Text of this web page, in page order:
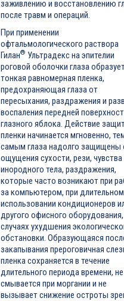
заживлению и восстановлению
после травм и операций.
При применении
офтальмологического раствора
Гилан® Ультрадекс на эпителии
роговой оболочки глаза
тонкая равномерная пленка,
предохраняющая глаза от
пересыхания, раздражения и
воспаления передней
глазного яблока. Действие
пленки начинается мгновенно,
самым глаза надолго защищены
ощущения сухости, рези, чувства
инородного тела, раздражения,
которые часто возникают при
за компьютером, при длительном
использовании кондиционеров
другого офисного
случаях ухудшения
обстановки. Образующаяся
закапывания прероговичная
пленка сохраняется в течение
длительного периода времени, не
смывается при моргании и не
вызывает снижение остроты